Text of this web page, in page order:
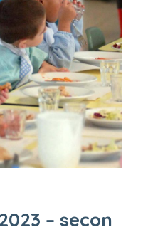
– secon